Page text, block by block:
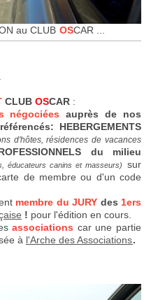
au CLUB OSCAR ...
CLUB OSCAR :
négociées auprès de nos
HEBERGEMENTS
d'hôtes, résidences de vacances
du milieu
éducateurs canins et masseurs)
sur
de membre ou d'un code
membre du JURY des 1ers
! pour l'édition en cours.
associations car une partie
à l'Arche des Associations.